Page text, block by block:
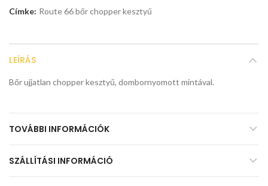
Címke: Route 66 bőr chopper kesztyű
LEÍRÁS
Bőr ujjatlan chopper kesztyű, dombornyomott mintával.
TOVÁBBI INFORMÁCIÓK
SZÁLLÍTÁSI INFORMÁCIÓ